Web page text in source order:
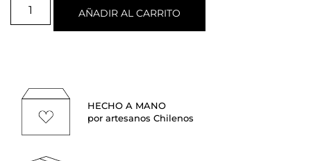
AÑADIR AL CARRITO
HECHO A MANO
por artesanos Chilenos